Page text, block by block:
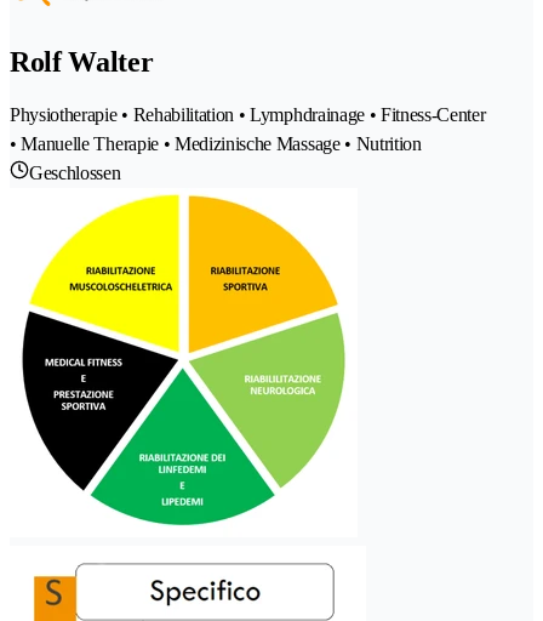
Rolf Walter
Physiotherapie • Rehabilitation • Lymphdrainage • Fitness-Center
• Manuelle Therapie • Medizinische Massage • Nutrition
Geschlossen